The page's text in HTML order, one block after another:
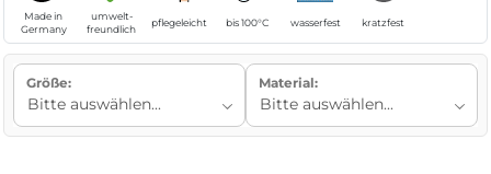
Made in
Germany
umwelt-
freundlich
pflegeleicht bis 100°C wasserfest kratzfest
Größe: Material: